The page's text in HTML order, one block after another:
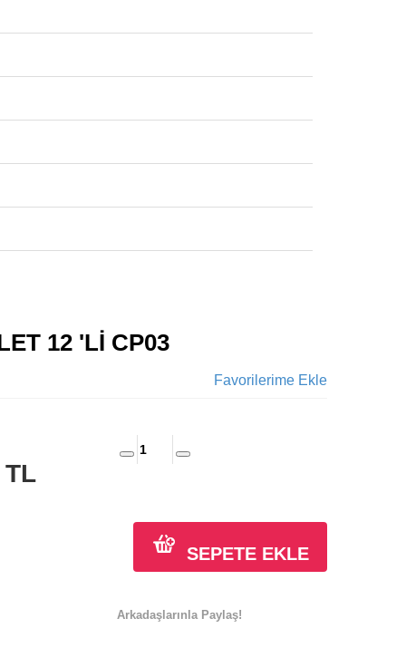
12 'Lİ CP03
Favorilerime Ekle
TL
SEPETE EKLE
Arkadaşlarınla Paylaş!